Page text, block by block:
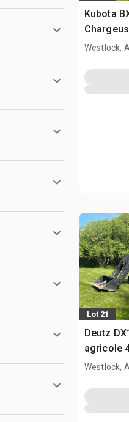
Kubota
Westlock,
Lot 21
Deutz
agricole
Westlock,